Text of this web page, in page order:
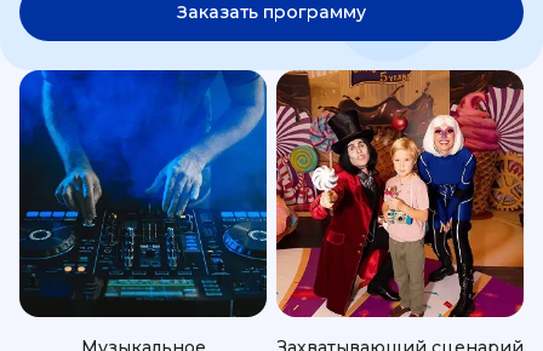
Заказать программу